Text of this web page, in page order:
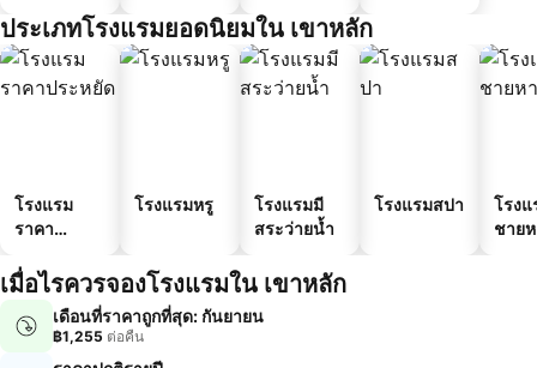
ประเภทโรงแรมยอดนิยมใน เขาหลัก
โรงแรม
ราคา
โรงแรมหรู
โรงแรมมี
สระว่ายน้ำ
โรงแรมสปา
โรง
ชาย
เมื่อไรควรจองโรงแรมใน เขาหลัก
เดือนที่ราคาถูกที่สุด: กันยายน
฿1,255 ต่อคืน